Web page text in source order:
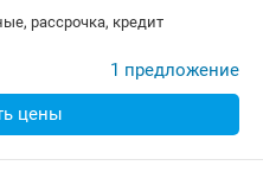
рассрочка, кредит
1 предложение
цены